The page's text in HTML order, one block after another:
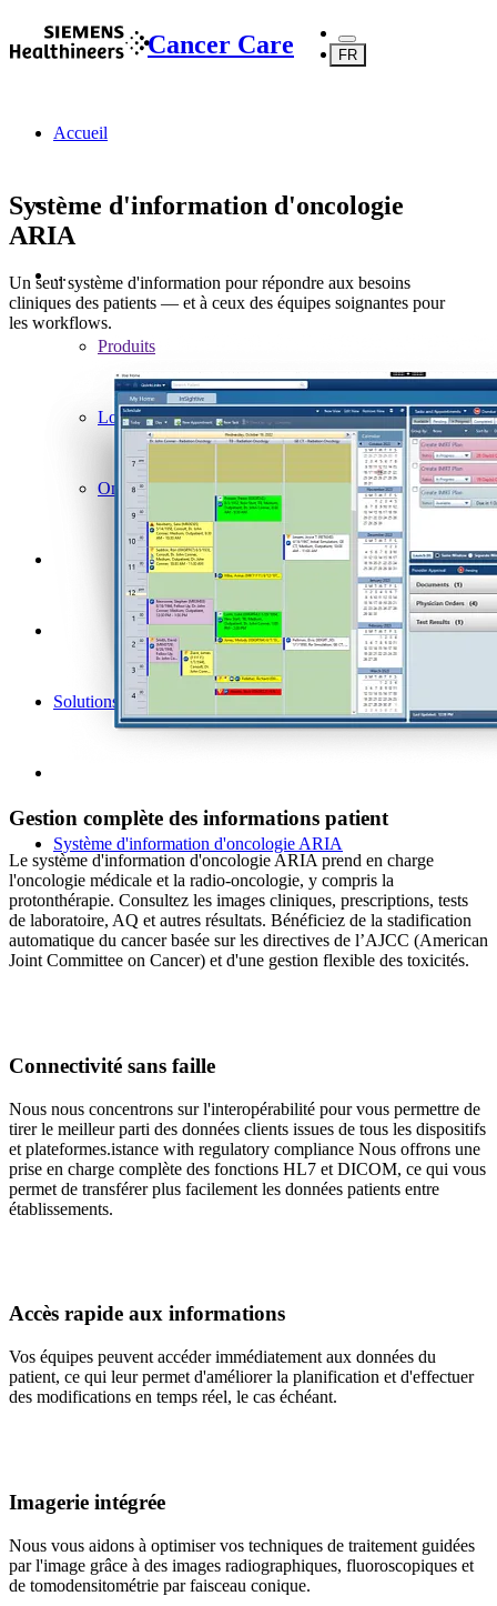
Cancer Care FR
Accueil
...
Produits
Logiciels
Oncologie digitale
Solutions héritées
Système d'information d'oncologie ARIA
Système d'information d'oncologie
ARIA
Un seul système d'information pour répondre aux besoins
cliniques des patients — et à ceux des équipes soignantes pour
les workflows.
Gestion complète des informations patient
Le système d'information d'oncologie ARIA prend en charge
l'oncologie médicale et la radio-oncologie, y compris la
protonthérapie. Consultez les images cliniques, prescriptions, tests
de laboratoire, AQ et autres résultats. Bénéficiez de la stadification
automatique du cancer basée sur les directives de l’AJCC (American
Joint Committee on Cancer) et d'une gestion flexible des toxicités.
Connectivité sans faille
Nous nous concentrons sur l'interopérabilité pour vous permettre de
tirer le meilleur parti des données clients issues de tous les dispositifs
et plateformes.istance with regulatory compliance Nous offrons une
prise en charge complète des fonctions HL7 et DICOM, ce qui vous
permet de transférer plus facilement les données patients entre
établissements.
Accès rapide aux informations
Vos équipes peuvent accéder immédiatement aux données du
patient, ce qui leur permet d'améliorer la planification et d'effectuer
des modifications en temps réel, le cas échéant.
Imagerie intégrée
Nous vous aidons à optimiser vos techniques de traitement guidées
par l'image grâce à des images radiographiques, fluoroscopiques et
de tomodensitométrie par faisceau conique.